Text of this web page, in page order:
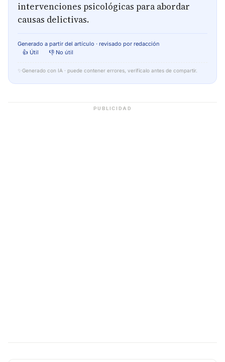
intervenciones psicológicas para abordar
causas delictivas.
Generado a partir del artículo · revisado por redacción
👍 Útil
👎 No útil
✨ Generado con IA · puede contener errores, verifícalo antes de compartir.
PUBLICIDAD